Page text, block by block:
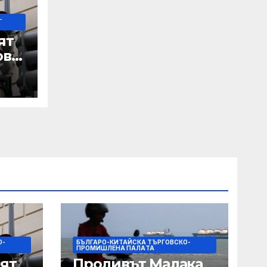
БЪЛГАРО-КИТАЙСКА ТЪРГОВСКО-
ПРОМИШЛЕНА ПАЛAТА